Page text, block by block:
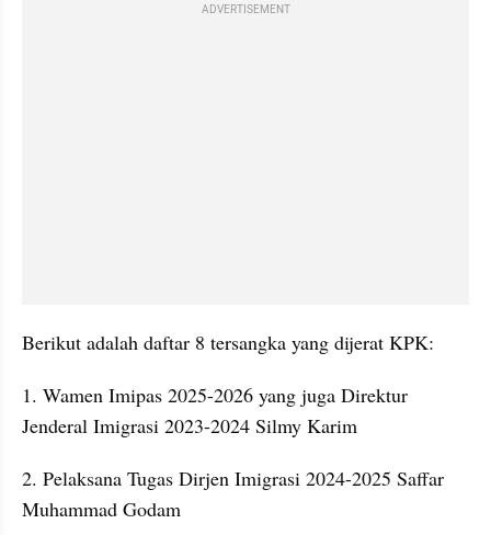
ADVERTISEMENT
Berikut adalah daftar 8 tersangka yang dijerat KPK:
1. Wamen Imipas 2025-2026 yang juga Direktur
Jenderal Imigrasi 2023-2024 Silmy Karim
2. ⁠Pelaksana Tugas Dirjen Imigrasi 2024-2025 Saffar
Muhammad Godam